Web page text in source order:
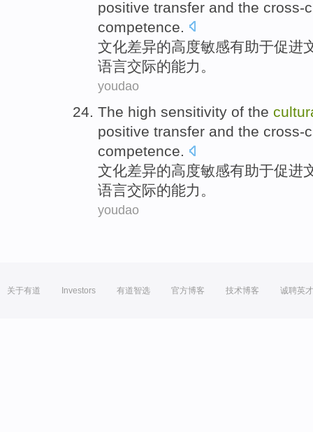
positive transfer and the cross-
competence
文化差异的高度敏感有助于促进
语言交际的能力。
youdao
The high sensitivity of the
positive transfer and the cross-
competence.
文化差异的高度敏感有助于促进
语言交际的能力。
youdao
关于有道 Investors 有道智选 官方博客 技术博客 诚聘英才